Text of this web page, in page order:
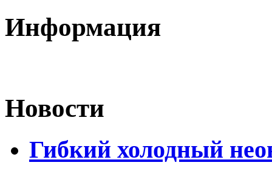
Информация
Новости
Гибкий холодный